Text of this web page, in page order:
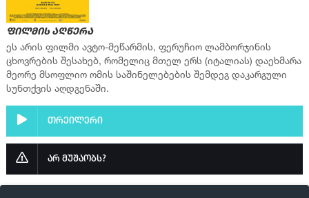
ფილმის აღწერა
ეს არის ფილმი ავტო-მეწარმის, ფერუჩიო ლამბორჯინის
ცხოვრების შესახებ, რომელიც მთელ ერს (იტალიას) დაეხმარა
მეორე მსოფლიო ომის საშინელებების შემდეგ დაკარგული
სუნთქვის აღდგენაში.
თრეილერი
არ მუშაობს?